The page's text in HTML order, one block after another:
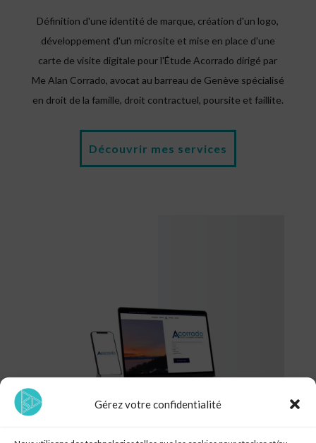
Gérez votre confidentialité
Définition d'une identité de marque, création d'un logo,
développement d'un microsite et mise en place d'une
carte de visite digitale pour l'Étude Acorrado dirigé par
Me Alan Corrado, avocat au barreau de Genève spécialisé
en droit de la famille, droit contractuel, poursite et faillite.
Découvrir mes services